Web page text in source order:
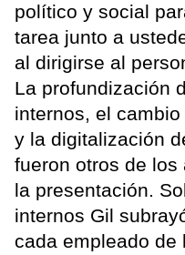
político y social
tarea junto a
al dirigirse al
La profundización
internos, el
y la digitalización
fueron otros de
la presentación.
internos Gil
cada empleado de